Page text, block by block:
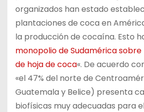
organizados han estado
plantaciones de coca en
la producción de cocaína. Esto
monopolio de Sudamérica
de hoja de coca«. De acuerdo
«el 47% del norte de
Guatemala y Belice) presenta
biofísicas muy adecuadas para